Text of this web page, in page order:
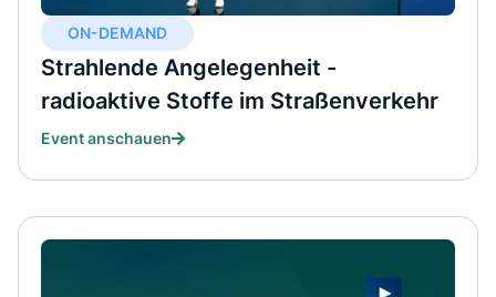
ON-DEMAND
Strahlende Angelegenheit -
radioaktive Stoffe im Straßenverkehr
Event anschauen